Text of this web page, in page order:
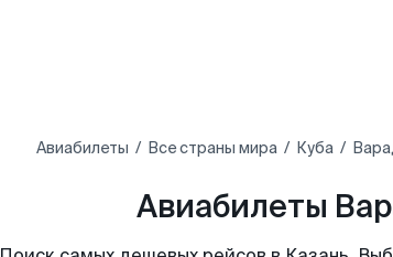
Авиабилеты Все страны мира Куба
Авиабилеты